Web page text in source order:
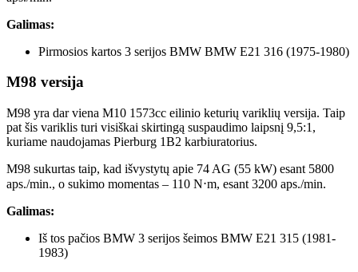
Galimas:
Pirmosios kartos 3 serijos BMW BMW E21 316 (1975-1980)
M98 versija
M98 yra dar viena M10 1573cc eilinio keturių variklių versija. Taip
pat šis variklis turi visiškai skirtingą suspaudimo laipsnį 9,5:1,
kuriame naudojamas Pierburg 1B2 karbiuratorius.
M98 sukurtas taip, kad išvystytų apie 74 AG (55 kW) esant 5800
aps./min., o sukimo momentas – 110 N⋅m, esant 3200 aps./min.
Galimas:
Iš tos pačios BMW 3 serijos šeimos BMW E21 315 (1981-
1983)